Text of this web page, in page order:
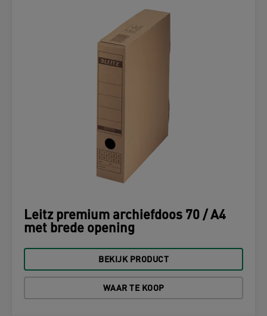
Leitz premium archiefdoos 70 / A4
met brede opening
BEKIJK PRODUCT
WAAR TE KOOP